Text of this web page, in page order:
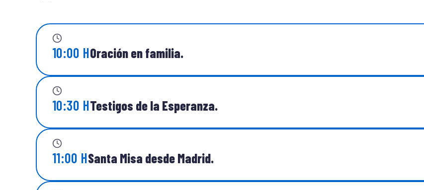
10:00 HOración en familia.
10:30 HTestigos de la Esperanza.
11:00 HSanta Misa desde Madrid.